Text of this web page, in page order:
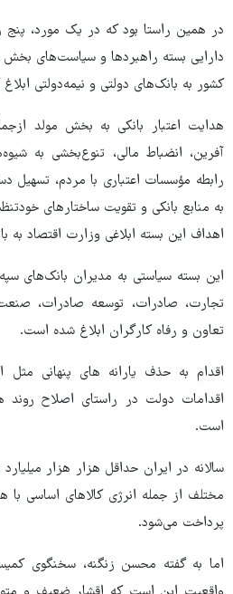
در همین راستا بود که در یک مورد،
دارایی بسته راهبردها و سیاست‌های بخش
کشور به بانک‌های دولتی و نیمه‌دولتی
هدایت اعتبار بانکی به بخش مولد
آفرین، انضباط مالی، تنوع‌بخشی به
رابطه مؤسسات اعتباری با مردم، تسهیل
به منابع بانکی و تقویت ساختارهای
اهداف این بسته ابلاغی وزارت اقتصاد
این بسته سیاستی به مدیران بانک‌های
تجارت، صادرات، توسعه صادرات،
تعاون و رفاه کارگران ابلاغ شده است.
اقدام به حذف یارانه های پنهانی
اقدامات دولت در راستای اصلاح
است.
سالانه در ایران حداقل هزار هزار
مختلف از جمله انرژی کالاهای اساسی
پرداخت می‌شود.
اما به گفته محسن زنگنه، سخنگوی